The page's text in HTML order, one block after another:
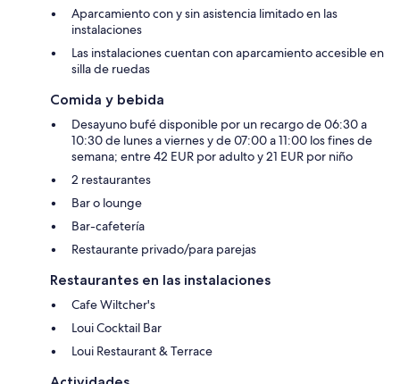
Aparcamiento con y sin asistencia limitado en las
instalaciones
Las instalaciones cuentan con aparcamiento accesible en
silla de ruedas
Comida y bebida
Desayuno bufé disponible por un recargo de 06:30 a
10:30 de lunes a viernes y de 07:00 a 11:00 los fines de
semana; entre 42 EUR por adulto y 21 EUR por niño
2 restaurantes
Bar o lounge
Bar-cafetería
Restaurante privado/para parejas
Restaurantes en las instalaciones
Cafe Wiltcher's
Loui Cocktail Bar
Loui Restaurant & Terrace